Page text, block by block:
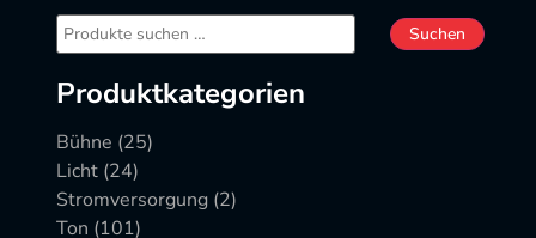
Suchen
Produktkategorien
Bühne (25)
Licht (24)
Stromversorgung (2)
Ton (101)